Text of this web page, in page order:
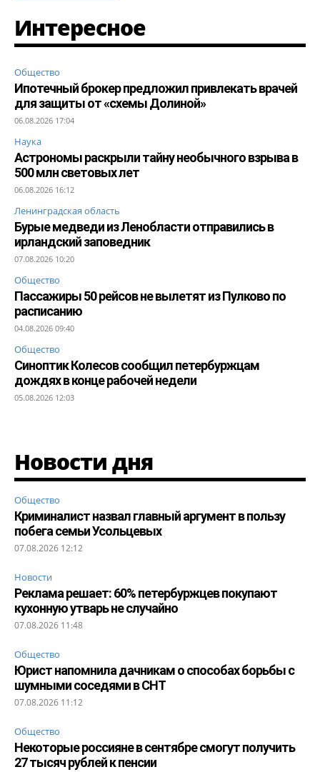
Интересное
Общество
Ипотечный брокер предложил привлекать врачей
для защиты от «схемы Долиной»
06.08.2026 17:04
Наука
Астрономы раскрыли тайну необычного взрыва в
500 млн световых лет
06.08.2026 16:12
Ленинградская область
Бурые медведи из Ленобласти отправились в
ирландский заповедник
07.08.2026 10:20
Общество
Пассажиры 50 рейсов не вылетят из Пулково по
расписанию
04.08.2026 09:40
Общество
Синоптик Колесов сообщил петербуржцам
дождях в конце рабочей недели
05.08.2026 12:03
Новости дня
Общество
Криминалист назвал главный аргумент в пользу
побега семьи Усольцевых
07.08.2026 12:12
Новости
Реклама решает: 60% петербуржцев покупают
кухонную утварь не случайно
07.08.2026 11:48
Общество
Юрист напомнила дачникам о способах борьбы с
шумными соседями в СНТ
07.08.2026 11:12
Общество
Некоторые россияне в сентябре смогут получить
27 тысяч рублей к пенсии